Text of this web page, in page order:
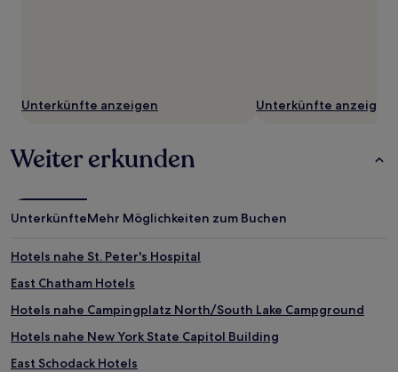
Unterkünfte anzeigen Unterkünfte anzeigen
Weiter erkunden
UnterkünfteMehr Möglichkeiten zum Buchen
Hotels nahe St. Peter's Hospital
East Chatham Hotels
Hotels nahe Campingplatz North/South Lake Campground
Hotels nahe New York State Capitol Building
East Schodack Hotels